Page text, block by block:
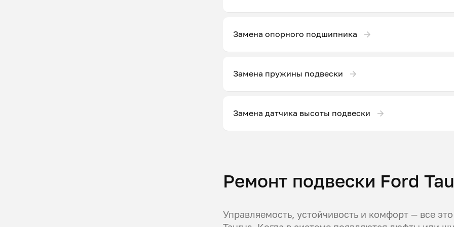
Замена опорного подшипника
Замена пружины подвески
Замена датчика высоты подвески
Ремонт подвески Ford
Управляемость, устойчивость и комфорт — все